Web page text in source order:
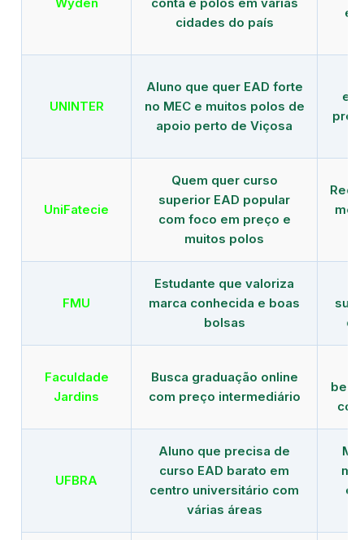
Wyden
conta e polos em várias
cidades do país
UNINTER
Aluno que quer EAD forte
no MEC e muitos polos de
apoio perto de Viçosa
UniFatecie
Quem quer curso
superior EAD popular
com foco em preço e
muitos polos
FMU
Estudante que valoriza
marca conhecida e boas
bolsas
Faculdade
Jardins
Busca graduação online
com preço intermediário
UFBRA
Aluno que precisa de
curso EAD barato em
centro universitário com
várias áreas